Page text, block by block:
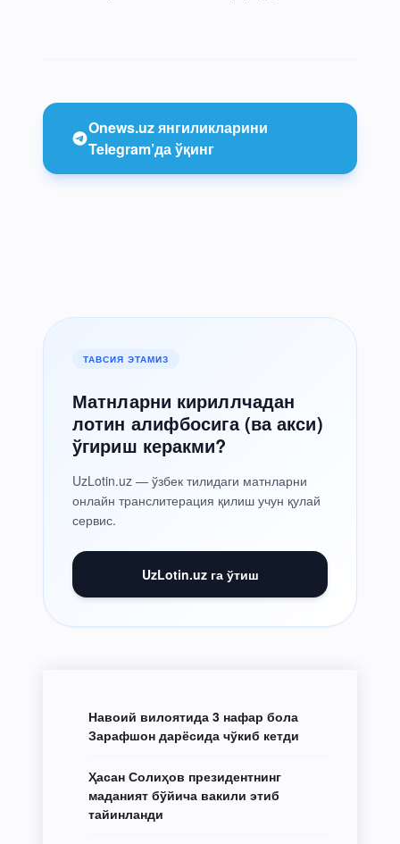
Onews.uz янгиликларини
Telegram’да ўқинг
ТАВСИЯ ЭТАМИЗ
Матнларни кириллчадан
лотин алифбосига (ва акси)
ўгириш керакми?
UzLotin.uz — ўзбек тилидаги матнларни
онлайн транслитерация қилиш учун қулай
сервис.
UzLotin.uz га ўтиш
Навоий вилоятида 3 нафар бола
Зарафшон дарёсида чўкиб кетди
Ҳасан Солиҳов президентнинг
маданият бўйича вакили этиб
тайинланди